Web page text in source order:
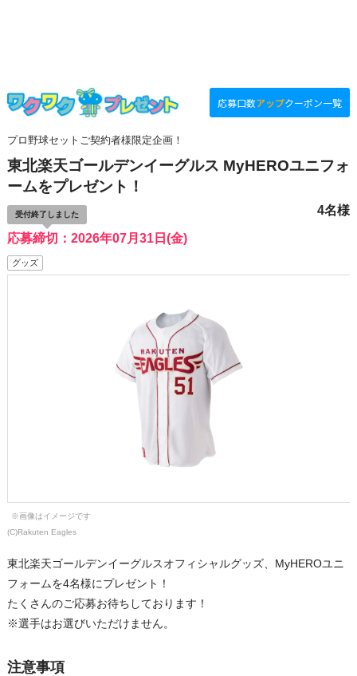
応募口数アップクーポン一覧
※画像はイメージです
(C)Rakuten Eagles
プロ野球セットご契約者様限定企画！
東北楽天ゴールデンイーグルス MyHEROユニフォ
ームをプレゼント！
応募締切：2026年07月31日(金)
受付終了しました 4名様
グッズ
東北楽天ゴールデンイーグルスオフィシャルグッズ、MyHEROユニ
フォームを4名様にプレゼント！
たくさんのご応募お待ちしております！
※選手はお選びいただけません。
注意事項